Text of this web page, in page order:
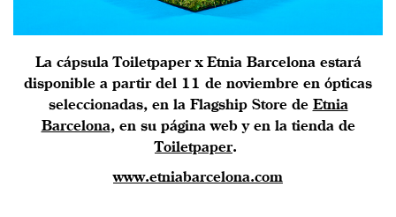
La cápsula Toiletpaper x Etnia Barcelona estará
disponible a partir del 11 de noviembre en ópticas
seleccionadas, en la Flagship Store de Etnia
Barcelona, en su página web y en la tienda de
Toiletpaper.
www.etniabarcelona.com